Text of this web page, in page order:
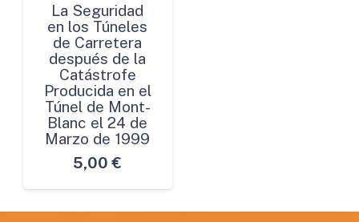
La Seguridad
en los Túneles
de Carretera
después de la
Catástrofe
Producida en el
Túnel de Mont-
Blanc el 24 de
Marzo de 1999
5,00 €